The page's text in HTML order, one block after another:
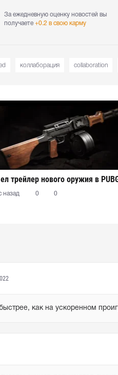
За ежедневную оценку новостей вы
получаете +0.2 в свою карму
коллаборация collaboration
трейлер нового оружия в
назад 0 0
как на ускоренном